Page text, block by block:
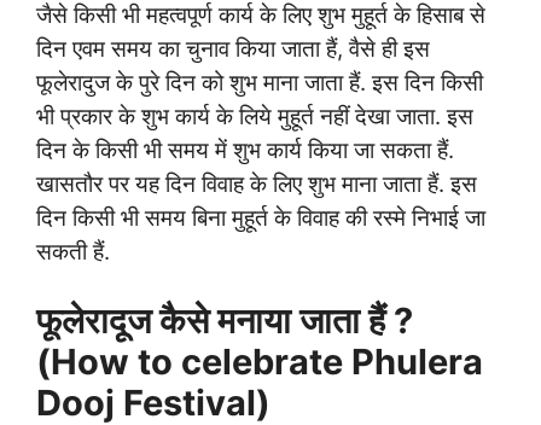
जैसे किसी भी महत्वपूर्ण कार्य के लिए शुभ मुहूर्त के हिसाब से
दिन एवम समय का चुनाव किया जाता हैं, वैसे ही इस
फूलेरादुज के पुरे दिन को शुभ माना जाता हैं. इस दिन किसी
भी प्रकार के शुभ कार्य के लिये मुहूर्त नहीं देखा जाता. इस
दिन के किसी भी समय में शुभ कार्य किया जा सकता हैं.
खासतौर पर यह दिन विवाह के लिए शुभ माना जाता हैं. इस
दिन किसी भी समय बिना मुहूर्त के विवाह की रस्मे निभाई जा
सकती हैं.
फूलेरादूज कैसे मनाया जाता हैं ?
(How to celebrate Phulera
Dooj Festival)